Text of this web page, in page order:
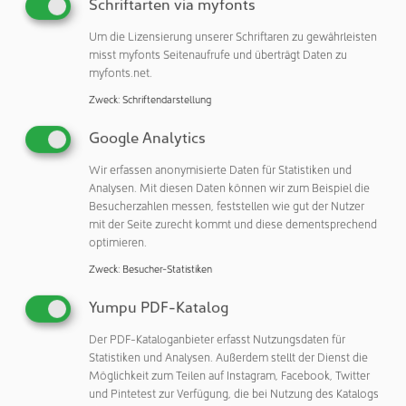
„Als CDMO ist es unsere Aufgabe, unsere Kunden dabei zu
unterstützen, innovative Ideen in lebenswichtige
Biopharmazeutika zu übertragen. Patienten mit seltenen
angewiesen, die wir gemeinsam entwickeln und
herstellen. Dieses Projekt ist darum nicht nur eine
Investition in unsere Infrastruktur: Es ist ein elementarer
Bestandteil unserer Arbeit, nachhaltig Nutzen für unsere
Kunden und ihre Patienten zu stiften und die Verfügbarkeit
von Therapeutika in Deutschland und weltweit
sicherzustellen. Mit der neuen Puffer-Medien-Station
steigern wir unsere operative Exzellenz, um flexibel auf
reagieren. Zudem stellen wir ein ergonomischeres
Arbeitsumfeld für unsere Mitarbeitenden sicher und
sorgen dafür, dass unser Standort zukunftsfähig bleibt“,
ergänzt Christiane Bardroff, Chief Operating Officer von
Rentschler Biopharma.
Schriftarten via myfonts
Um die Lizensierung unserer Schriftaren zu gewährleisten
misst myfonts Seitenaufrufe und überträgt Daten zu
myfonts.net.
Zweck: Schriftendarstellung
Google Analytics
Wir erfassen anonymisierte Daten für Statistiken und
Analysen. Mit diesen Daten können wir zum Beispiel die
Besucherzahlen messen, feststellen wie gut der Nutzer
mit der Seite zurecht kommt und diese dementsprechend
optimieren.
Zweck: Besucher-Statistiken
Yumpu PDF-Katalog
Der PDF-Kataloganbieter erfasst Nutzungsdaten für
Statistiken und Analysen. Außerdem stellt der Dienst die
Möglichkeit zum Teilen auf Instagram, Facebook, Twitter
und Pintetest zur Verfügung, die bei Nutzung des Katalogs